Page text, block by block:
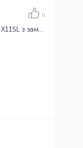
0
Ланцюг велосипедний KMC X11SL з замком, 114 ланок, 11 зірок